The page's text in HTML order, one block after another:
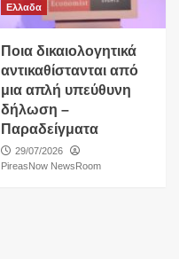
Ελλαδα
Ποια δικαιολογητικά
αντικαθίστανται από
μια απλή υπεύθυνη
δήλωση –
Παραδείγματα
29/07/2026
PireasNow NewsRoom